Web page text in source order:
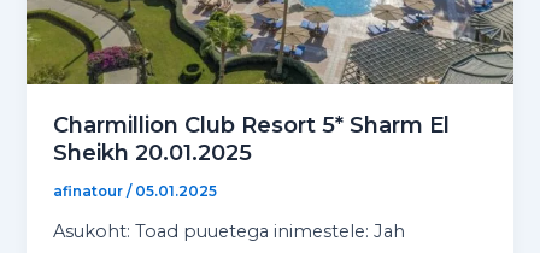
Charmillion Club Resort 5* Sharm El
Sheikh 20.01.2025
afinatour/ 05.01.2025
Asukoht: Toad puuetega inimestele: Jah